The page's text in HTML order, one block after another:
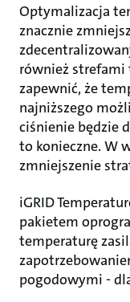
Optymalizacja
znacznie
również strefami
zapewnić, że
najniższego
ciśnienie będzie
to konieczne. W
zmniejszenie
iGRID
pakietem
temperaturę
pogodowymi -